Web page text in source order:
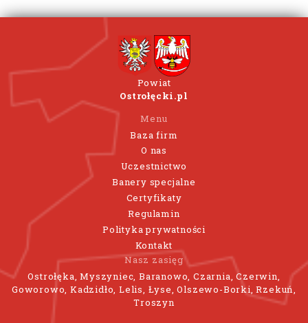
Powiat
Ostrołęcki.pl
Menu
Baza firm
O nas
Uczestnictwo
Banery specjalne
Certyfikaty
Regulamin
Polityka prywatności
Kontakt
Nasz zasięg
Ostrołęka, Myszyniec, Baranowo, Czarnia, Czerwin,
Goworowo, Kadzidło, Lelis, Łyse, Olszewo-Borki, Rzekuń,
Troszyn